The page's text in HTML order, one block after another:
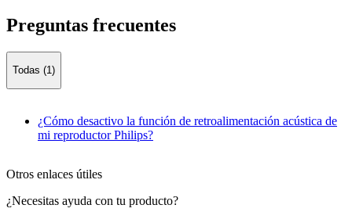
Preguntas frecuentes
Todas (1)
¿Cómo desactivo la función de retroalimentación acústica de
mi reproductor Philips?
Otros enlaces útiles
¿Necesitas ayuda con tu producto?